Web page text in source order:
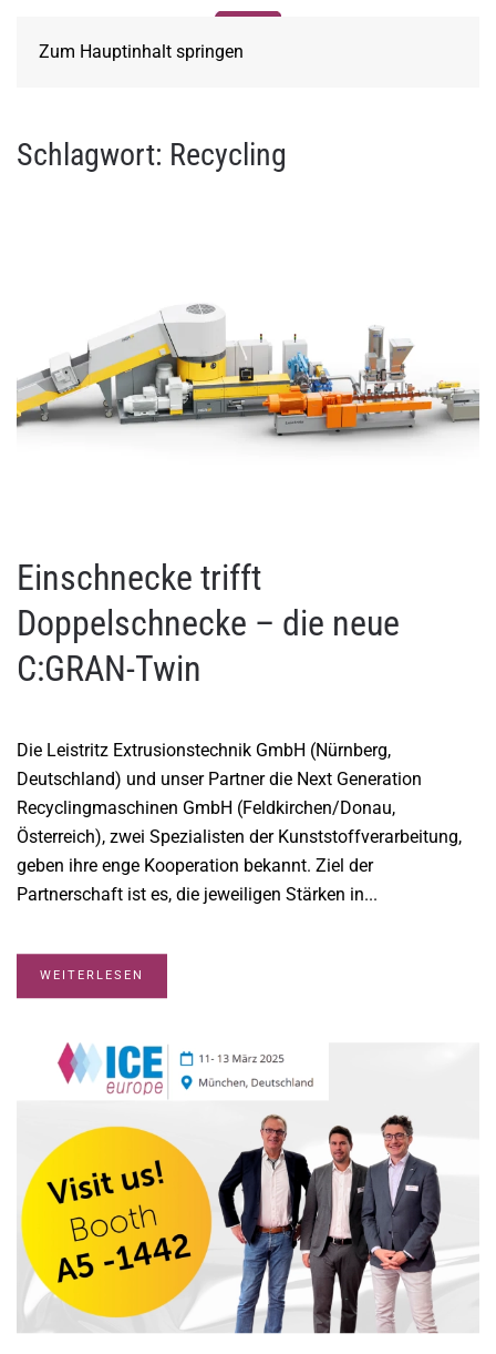
Zum Hauptinhalt springen
Schlagwort: Recycling
Einschnecke trifft
Doppelschnecke – die neue
C:GRAN-Twin
Die Leistritz Extrusionstechnik GmbH (Nürnberg,
Deutschland) und unser Partner die Next Generation
Recyclingmaschinen GmbH (Feldkirchen/Donau,
Österreich), zwei Spezialisten der Kunststoffverarbeitung,
geben ihre enge Kooperation bekannt. Ziel der
Partnerschaft ist es, die jeweiligen Stärken in...
WEITERLESEN